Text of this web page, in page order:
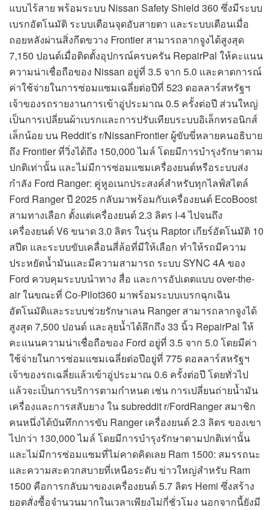
แบบไร้สาย พร้อมระบบ Nissan Safety Shield 360 ซึ่งมีระบบ
เบรกอัตโนมัติ ระบบเตือนจุดอับสายตา และระบบเตือนเมื่อ
ถอยหลังผ่านสิ่งกีดขวาง Frontier สามารถลากจูงได้สูงสุด
7,150 ปอนด์เมื่อติดตั้งอุปกรณ์ครบครัน RepairPal ให้คะแนน
ความน่าเชื่อถือของ Nissan อยู่ที่ 3.5 จาก 5.0 และคาดการณ์
ค่าใช้จ่ายในการซ่อมแซมเฉลี่ยต่อปีที่ 523 ดอลลาร์สหรัฐฯ
เจ้าของรถรายงานการเข้าอู่ประมาณ 0.5 ครั้งต่อปี ส่วนใหญ่
เป็นการเปลี่ยนผ้าเบรกและการปรับเทียบระบบอิเล็กทรอนิกส์
เล็กน้อย บน Reddit’s r/NissanFrontier ผู้ขับขี่หลายคนอธิบาย
ถึง Frontier ที่วิ่งได้ถึง 150,000 ไมล์ โดยมีการบำรุงรักษาตาม
ปกติเท่านั้น และไม่มีการซ่อมแซมเครื่องยนต์หรือระบบส่ง
กำลัง Ford Ranger: คู่หูอเนกประสงค์สำหรับทุกไลฟ์สไตล์
Ford Ranger ปี 2025 กลับมาพร้อมกับเครื่องยนต์ EcoBoost
สามทางเลือก ตั้งแต่เครื่องยนต์ 2.3 ลิตร I-4 ไปจนถึง
เครื่องยนต์ V6 ขนาด 3.0 ลิตร ในรุ่น Raptor เกียร์อัตโนมัติ 10
สปีด และระบบขับเคลื่อนสี่ล้อที่มีให้เลือก ทำให้รถมีความ
ประหยัดน้ำมันและมีความสามารถ ระบบ SYNC 4A ของ
Ford ควบคุมระบบนำทาง สื่อ และการอัปเดตแบบ over-the-
air ในขณะที่ Co-Pilot360 มาพร้อมระบบเบรกฉุกเฉิน
อัตโนมัติและระบบช่วยรักษาเลน Ranger สามารถลากจูงได้
สูงสุด 7,500 ปอนด์ และลุยน้ำได้ลึกถึง 33 นิ้ว RepairPal ให้
คะแนนความน่าเชื่อถือของ Ford อยู่ที่ 3.5 จาก 5.0 โดยมีค่า
ใช้จ่ายในการซ่อมแซมเฉลี่ยต่อปีอยู่ที่ 775 ดอลลาร์สหรัฐฯ
เจ้าของรถเฉลี่ยแล้วเข้าอู่ประมาณ 0.6 ครั้งต่อปี โดยทั่วไป
แล้วจะเป็นการบริการตามกำหนด เช่น การเปลี่ยนถ่ายน้ำมัน
เครื่องและการสลับยาง ใน subreddit r/FordRanger สมาชิก
คนหนึ่งได้บันทึกการขับ Ranger เครื่องยนต์ 2.3 ลิตร ของเขา
ไปกว่า 130,000 ไมล์ โดยมีการบำรุงรักษาตามปกติเท่านั้น
และไม่มีการซ่อมแซมที่ไม่คาดคิดเลย Ram 1500: สมรรถนะ
และความสะดวกสบายที่เหนือระดับ ข่าวใหญ่สำหรับ Ram
1500 คือการกลับมาของเครื่องยนต์ 5.7 ลิตร Hemi ซึ่งสร้าง
ยอดสั่งซื้อจำนวนมากในเวลาเพียงไม่กี่ชั่วโมง นอกจากนี้ยังมี